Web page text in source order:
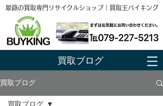
姫路の買取専門リサイクルショップ｜買取王バイキング
買取ブログ
買取ブログ
買取ブログ